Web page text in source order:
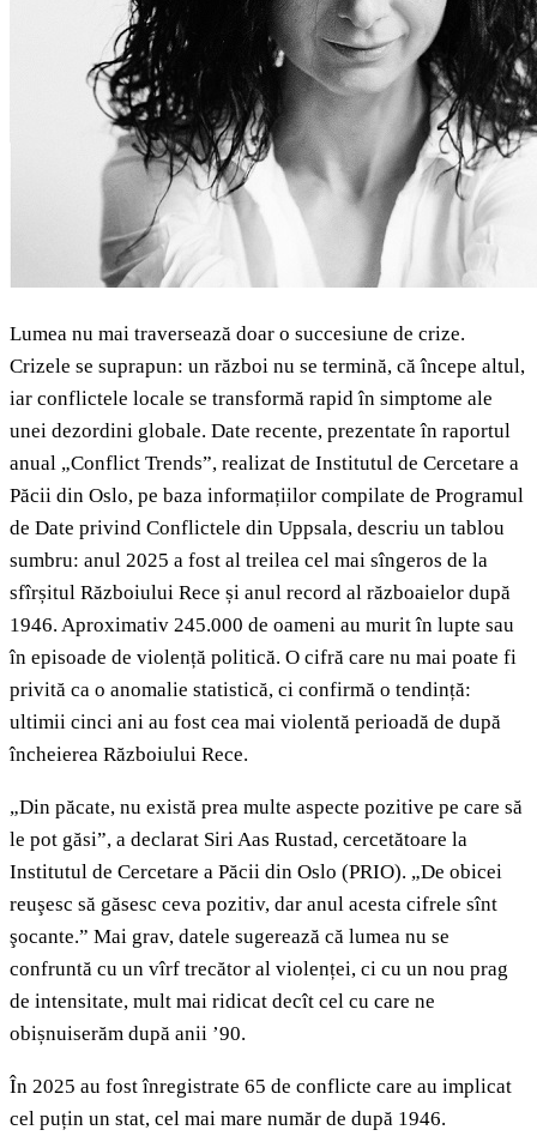
Lumea nu mai traversează doar o succesiune de crize.
Crizele se suprapun: un război nu se termină, că începe altul,
iar conflictele locale se transformă rapid în simptome ale
unei dezordini globale. Date recente, prezentate în raportul
anual „Conflict Trends”, realizat de Institutul de Cercetare a
Păcii din Oslo, pe baza informațiilor compilate de Programul
de Date privind Conflictele din Uppsala, descriu un tablou
sumbru: anul 2025 a fost al treilea cel mai sîngeros de la
sfîrșitul Războiului Rece și anul record al războaielor după
1946. Aproximativ 245.000 de oameni au murit în lupte sau
în episoade de violență politică. O cifră care nu mai poate fi
privită ca o anomalie statistică, ci confirmă o tendință:
ultimii cinci ani au fost cea mai violentă perioadă de după
încheierea Războiului Rece.
„Din păcate, nu există prea multe aspecte pozitive pe care să
le pot găsi”, a declarat Siri Aas Rustad, cercetătoare la
Institutul de Cercetare a Păcii din Oslo (PRIO). „De obicei
reuşesc să găsesc ceva pozitiv, dar anul acesta cifrele sînt
şocante.” Mai grav, datele sugerează că lumea nu se
confruntă cu un vîrf trecător al violenței, ci cu un nou prag
de intensitate, mult mai ridicat decît cel cu care ne
obișnuiserăm după anii ’90.
În 2025 au fost înregistrate 65 de conflicte care au implicat
cel puțin un stat, cel mai mare număr de după 1946.